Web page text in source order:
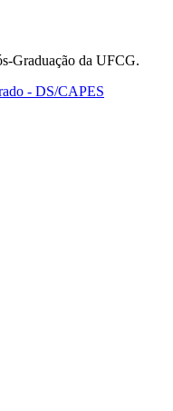
Graduação da UFCG.
- DS/CAPES